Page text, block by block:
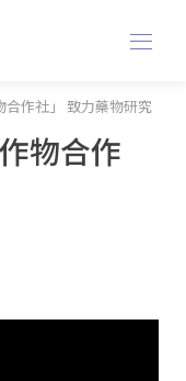
合作社」 致力藥物研究
物合作